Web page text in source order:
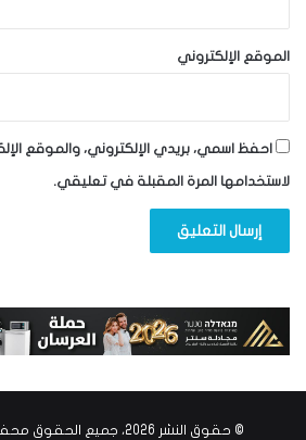
الموقع الإلكتروني
احفظ اسمي، بريدي الإلكتروني، والموقع
لاستخدامها المرة المقبلة في تعليقي.
© حقوق النشر 2026، جميع الحقوق محفوظة |